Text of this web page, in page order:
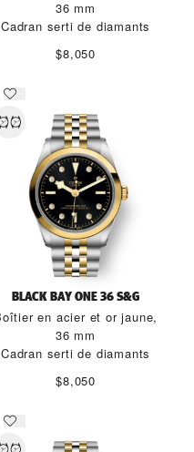
36 mm
Cadran serti de diamants
$8,050
BLACK BAY ONE 36 S&G
en acier et or jaune,
36 mm
Cadran serti de diamants
$8,050